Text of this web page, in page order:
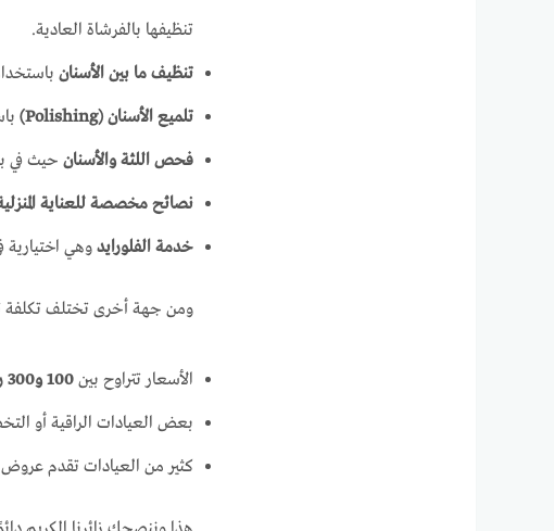
تنظيفها بالفرشاة العادية.
تنظيف ما بين الأسنان
تلميع الأسنان (Polishing)
فحص اللثة والأسنان حيث في
نصائح مخصصة للعناية
خدمة الفلورايد وهي اختيارية
ومن جهة أخرى تختلف تكلفة
الأسعار تتراوح بين 100 و300 ريال سعودي
بعض العيادات الراقية أو
كثير من العيادات تقدم